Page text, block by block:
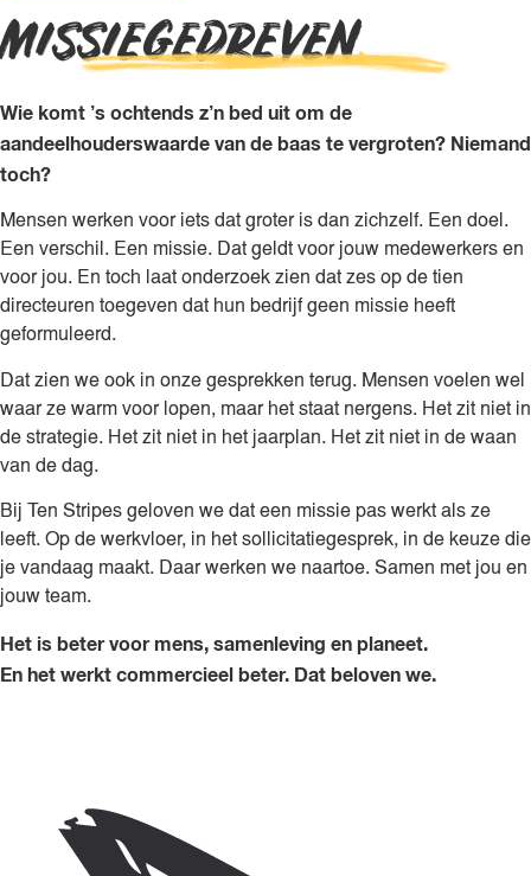
MISSIE­GEDRE­VEN.
Wie komt ’s ochtends z’n bed uit om de
aandeelhouderswaarde van de baas te vergroten? Niemand
toch?
Mensen werken voor iets dat groter is dan zichzelf. Een doel.
Een verschil. Een missie. Dat geldt voor jouw medewerkers en
voor jou. En toch laat onderzoek zien dat zes op de tien
directeuren toegeven dat hun bedrijf geen missie heeft
geformuleerd.
Dat zien we ook in onze gesprekken terug. Mensen voelen wel
waar ze warm voor lopen, maar het staat nergens. Het zit niet in
de strategie. Het zit niet in het jaarplan. Het zit niet in de waan
van de dag.
Bij Ten Stripes geloven we dat een missie pas werkt als ze
leeft. Op de werkvloer, in het sollicitatiegesprek, in de keuze die
je vandaag maakt. Daar werken we naartoe. Samen met jou en
jouw team.
Het is beter voor mens, samenleving en planeet.
En het werkt commercieel beter. Dat beloven we.